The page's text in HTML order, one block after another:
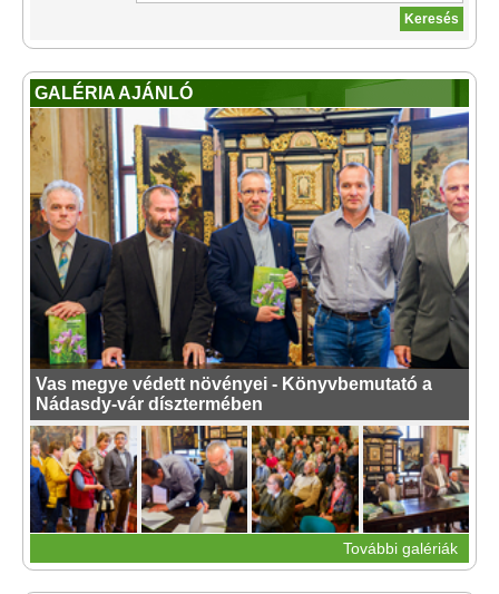
GALÉRIA AJÁNLÓ
Vas megye védett növényei - Könyvbemutató a
Nádasdy-vár dísztermében
További galériák